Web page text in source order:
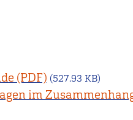
(527.93 KB)
im